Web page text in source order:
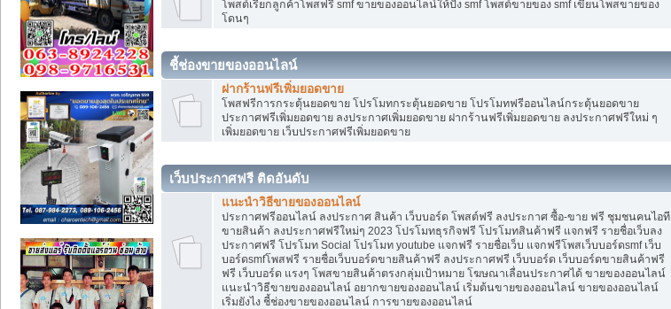
โพสต์เรียกลูกค้าโพสฟรี smf ขายของออนไลน์ให้ปัง smf โพสต์ขายของ smf เขียนโพสขายของ
โดนๆ
ชี้ช่องขายของออนไลน์
ฝากร้านฟรีเพิ่มยอดขาย
โพสฟรีการกระตุ้นยอดขาย โปรโมทกระตุ้นยอดขาย โปรโมทฟรีออนไลน์กระตุ้นยอดขาย
ประกาศฟรีเพิ่มยอดขาย ลงประกาศเพิ่มยอดขาย ฝากร้านฟรีเพิ่มยอดขาย ลงประกาศฟรีใหม่ ๆ
เพิ่มยอดขาย เว็บประกาศฟรีเพิ่มยอดขาย
เว็บประกาศฟรี ติดอันดับ
แนะนำวิธีขายของออนไลน์
ประกาศฟรีออนไลน์ ลงประกาศ สินค้า เว็บบอร์ด โพสต์ฟรี ลงประกาศ ซื้อ-ขาย ฟรี ชุมชนคนไอที
ขายสินค้า ลงประกาศฟรีใหม่ๆ 2023 โปรโมทธุรกิจฟรี โปรโมทสินค้าฟรี แจกฟรี รายชื่อเว็บลง
ประกาศฟรี โปรโมท Social โปรโมท youtube แจกฟรี รายชื่อเว็บ แจกฟรีโพสเว็บบอร์ดsmf เว็บ
บอร์ดsmfโพสฟรี รายชื่อเว็บบอร์ดขายสินค้าฟรี ลงประกาศฟรี เว็บบอร์ด เว็บบอร์ดขายสินค้าฟรี
ฟรี เว็บบอร์ด แรงๆ โพสขายสินค้าตรงกลุ่มเป้าหมาย โฆษณาเลื่อนประกาศได้ ขายของออนไลน์
แนะนำวิธีขายของออนไลน์ อยากขายของออนไลน์ เริ่มต้นขายของออนไลน์ ขายของออนไลน์
เริ่มยังไง ชี้ช่องขายของออนไลน์ การขายของออนไลน์